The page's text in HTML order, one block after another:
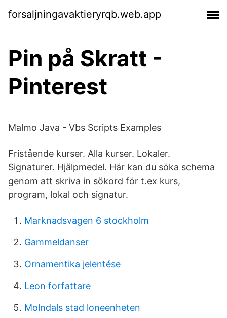
forsaljningavaktieryrqb.web.app
Pin på Skratt -
Pinterest
Malmo Java - Vbs Scripts Examples
Fristående kurser. Alla kurser. Lokaler.
Signaturer. Hjälpmedel. Här kan du söka schema
genom att skriva in sökord för t.ex kurs,
program, lokal och signatur.
Marknadsvagen 6 stockholm
Gammeldanser
Ornamentika jelentése
Leon forfattare
Molndals stad loneenheten